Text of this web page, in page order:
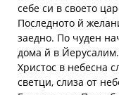
себе си в своето
Последното й
заедно. По чуден
дома й в
Христос в небесна
светци, слиза от